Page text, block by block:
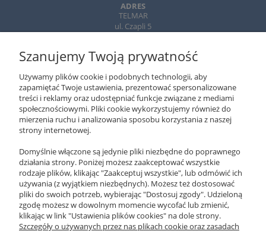
ADRES
TELMAR
ul. Czapli 5
TELEFON
22-643 89 89
EMAIL
xeromania@xeromania.pl
NEWSLETTER
ZAPISZ SIĘ
O NAS
Szanujemy Twoją prywatność
Używamy plików cookie i podobnych technologii, aby
zapamiętać Twoje ustawienia, prezentować spersonalizowane
treści i reklamy oraz udostępniać funkcje związane z mediami
społecznościowymi. Pliki cookie wykorzystujemy również do
mierzenia ruchu i analizowania sposobu korzystania z naszej
strony internetowej.
Domyślnie włączone są jedynie pliki niezbędne do poprawnego
działania strony. Poniżej możesz zaakceptować wszystkie
rodzaje plików, klikając "Zaakceptuj wszystkie", lub odmówić ich
używania (z wyjątkiem niezbędnych). Możesz też dostosować
pliki do swoich potrzeb, wybierając "Dostosuj zgody". Udzieloną
zgodę możesz w dowolnym momencie wycofać lub zmienić,
klikając w link "Ustawienia plików cookies" na dole strony.
Szczegóły o używanych przez nas plikach cookie oraz zasadach